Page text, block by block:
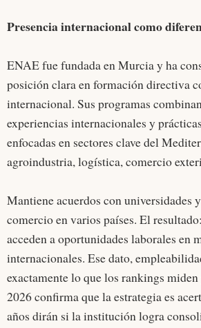
Presencia internacional como
ENAE fue fundada en Murcia y ha
posición clara en formación directiva
internacional. Sus programas
experiencias internacionales y
enfocadas en sectores clave del
agroindustria, logística, comercio
Mantiene acuerdos con universidades
comercio en varios países. El
acceden a oportunidades laborales en
internacionales. Ese dato,
exactamente lo que los rankings
2026 confirma que la estrategia es
años dirán si la institución logra